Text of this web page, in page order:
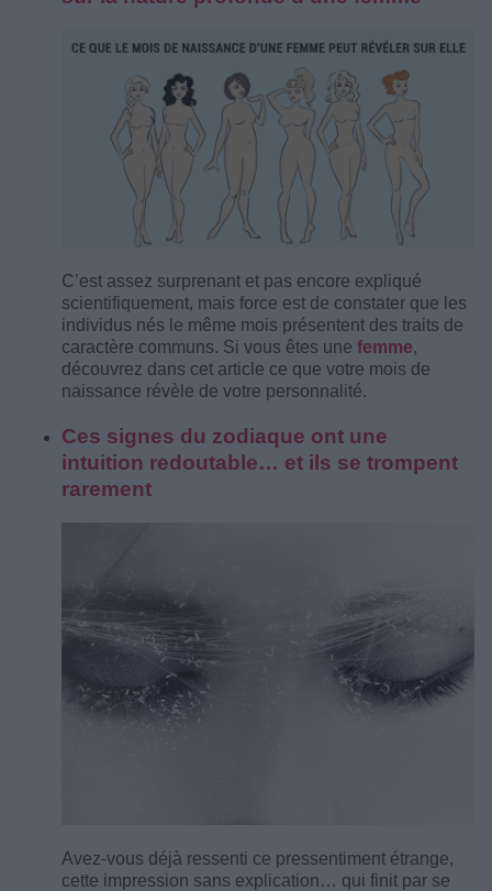
C’est assez surprenant et pas encore expliqué
scientifiquement, mais force est de constater que les
individus nés le même mois présentent des traits de
caractère communs. Si vous êtes une femme,
découvrez dans cet article ce que votre mois de
naissance révèle de votre personnalité.
Ces signes du zodiaque ont une
intuition redoutable… et ils se trompent
rarement
Avez-vous déjà ressenti ce pressentiment étrange,
cette impression sans explication… qui finit par se